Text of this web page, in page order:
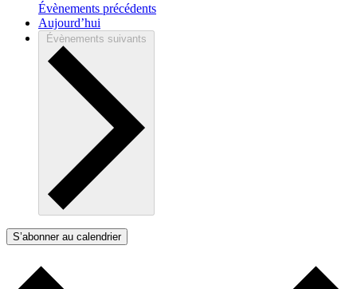
Évènements précédents
Aujourd’hui
Évènements suivants
S’abonner au calendrier